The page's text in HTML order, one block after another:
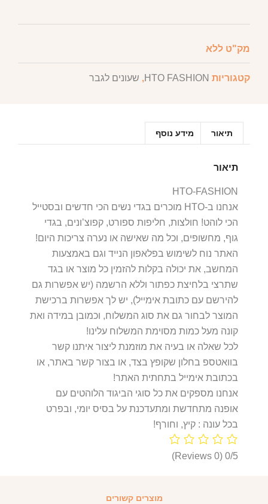
מק"ט ללא
קטגוריות HTO FASHION
, שעונים לגבר
תיאור מידע נוסף
תיאור
HTO-FASHION
אנחנו ב-HTO מוכרים בגדי נשים הכי חדשים ובסטייל
הכי לוהט! חולצות, חליפות ספורט, קפוצ’ונים, בגדי
גוף, מחשופים, וכל מה שאישה או נערה צריכות היום!
האתר נוח לשימוש בפלאפון הנייד וגם באמצעות
המחשב, את יכולה בקלות להזמין כל מוצר או בגד
שתרצי בלחיצת כפתור וללא הרשמה (יש אפשרות גם
להירשם עם כתובת אימייל), יש לך אפשרות ברכישת
המוצר לבחור גם את סוג המשלוח, וכמובן במידה ואת
קונה מעל כמות מסוימת המשלוח עלינו!
לכל שאלה או בעיה את מוזמנת ליצור איתנו קשר
בוואטספ בחלון שקופץ בצד, או בצור קשר באתר, או
בכתובת אימייל בתחתית האתר!
אנחנו מספקים את כל סוגי הביגוד הלוהטים עם
אופנה מתחדשת ומתעדכנת על בסיס יומי, ובפרט
בכל עונה : קיץ, וחורף!
0/5
(0 Reviews)
מוצרים קשורים